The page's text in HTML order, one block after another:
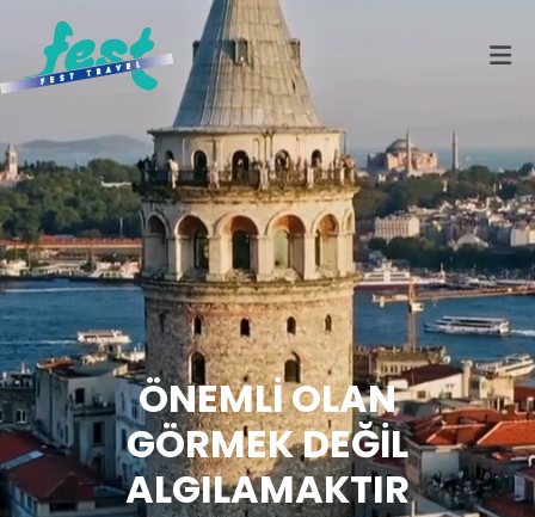
ÖNEMLİ OLAN
GÖRMEK DEĞİL
ALGILAMAKTIR